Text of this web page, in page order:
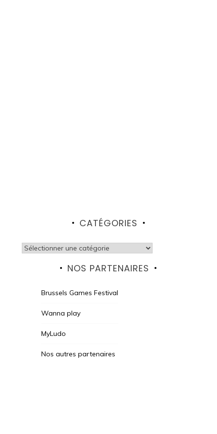
CATÉGORIES
Catégories
NOS PARTENAIRES
Brussels Games Festival
Wanna play
MyLudo
Nos autres partenaires